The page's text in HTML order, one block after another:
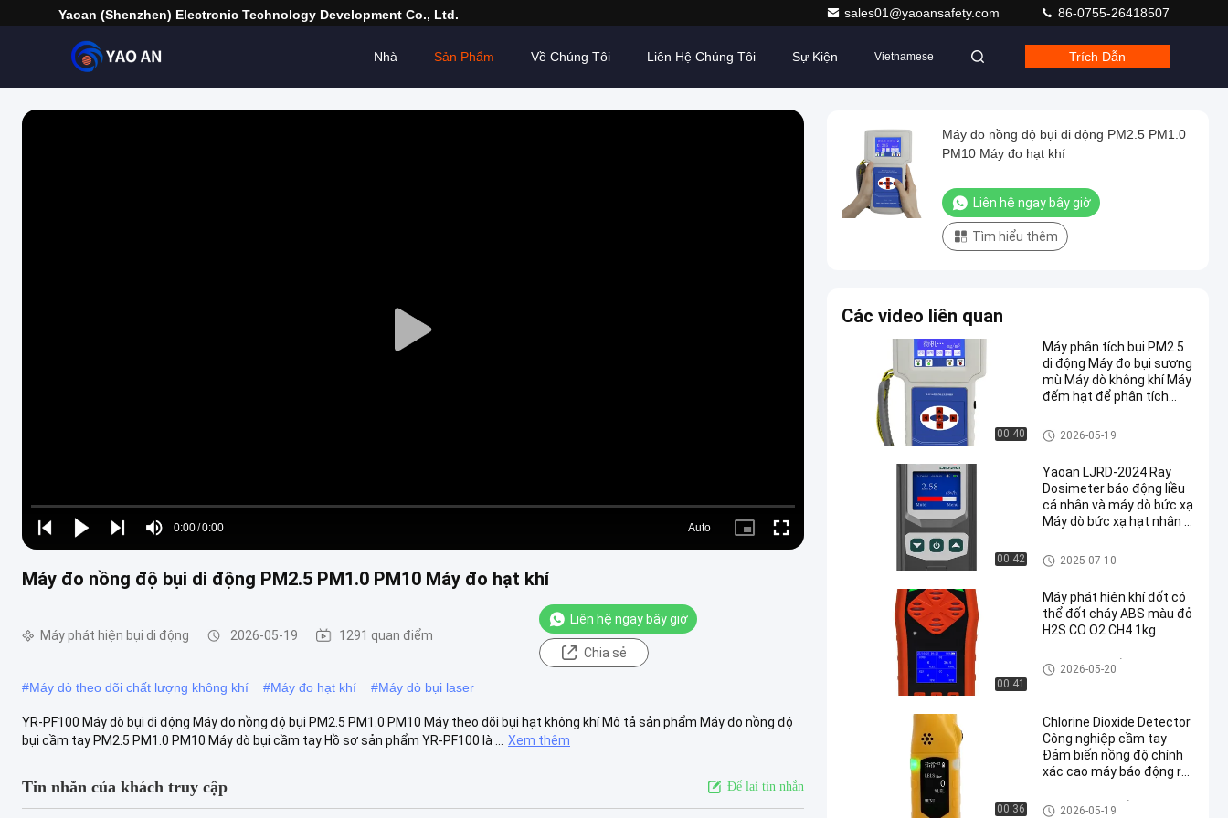
Yaoan (Shenzhen) Electronic Technology Development Co., Ltd. sales01@yaoansafety.com 86-0755-26418507
Nhà Sản Phẩm Về Chúng Tôi Liên Hệ Chúng Tôi Sự Kiện Vietnamese Trích Dẫn
Play
Play
Play
Play
Mute
Time
0:00/0:00
Loaded:
0%
Auto
Picture- Fullscreen
Máy đo nồng độ bụi di động PM2.5 PM1.0 PM10 Máy đo hạt khí
Máy phát hiện bụi di động 2026-05-19 1291 quan điểm
Liên hệ ngay bây giờ
Chia sẻ
#Máy dò theo dõi chất lượng không khí #Máy đo hạt khí #Máy dò bụi laser
YR-PF100 Máy dò bụi di động Máy đo nồng độ bụi PM2.5 PM1.0 PM10 Máy theo dõi bụi hạt không khí Mô tả sản phẩm Máy đo nồng độ
bụi cầm tay PM2.5 PM1.0 PM10 Máy dò bụi cầm tay Hồ sơ sản phẩm YR-PF100 là ...
Xem thêm
Tin nhắn của khách truy cập Để lại tin nhắn
Máy đo nồng độ bụi di động PM2.5 PM1.0
PM10 Máy đo hạt khí
Liên hệ ngay bây giờ
Tìm hiểu thêm
Các video liên quan
00:40
Máy phân tích bụi PM2.5
di động Máy đo bụi sương
mù Máy dò không khí Máy
đếm hạt để phân tích
Máy phát hiện bụi di động
2026-05-19
00:42
Yaoan LJRD-2024 Ray
Dosimeter báo động liều
cá nhân và máy dò bức xạ
Máy dò bức xạ hạt nhân di
Máy dò bức xạ hạt nhân
2025-07-10
00:41
Máy phát hiện khí đốt có
thể đốt cháy ABS màu đỏ
H2S CO O2 CH4 1kg
Máy dò đa khí cầm tay
2026-05-20
00:36
Chlorine Dioxide Detector
Công nghiệp cầm tay
Đảm biến nồng độ chính
xác cao máy báo động rò
Máy dò khí đơn cầm tay
2026-05-19